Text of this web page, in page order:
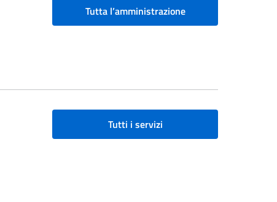
Tutta l’amministrazione
Tutti i servizi